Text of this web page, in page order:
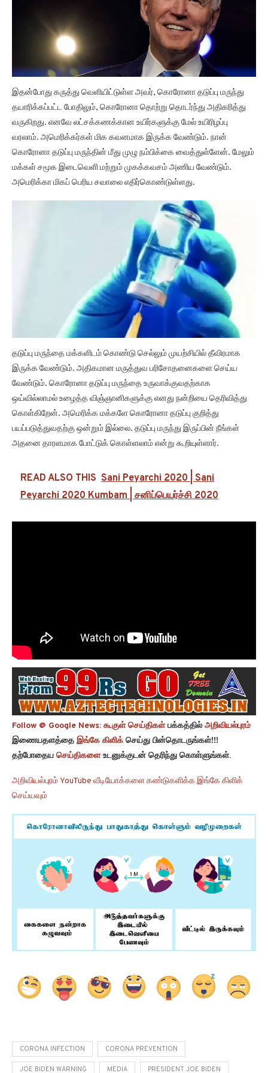
இதன்போது கருத்து வெளியிட்டுள்ள அவர், கொரோனா தடுப்பு மருந்து
தயாரிக்கப்பட்ட போதிலும், கொரோனா தொற்று தொடர்ந்து அதிகரித்து
வருகிறது. எனவே லட்சக்கணக்கான உயிர்களுக்கு மேல் உயிரிழப்பு
வரலாம். அமெரிக்கர்கள் மிக கவனமாக இருக்க வேண்டும். நான்
கொரோனா தடுப்பு மருந்தின் மீது முழு நம்பிக்கை வைத்துள்ளேன். மேலும்
மக்கள் சமூக இடைவெளி மற்றும் முகக்கவசம் அணிய வேண்டும்.
அமெரிக்கா மிகப் பெரிய சவாலை எதிர்கொண்டுள்ளது.
தடுப்பு மருந்தை மக்களிடம் கொண்டு செல்லும் முயற்சியில் தீவிரமாக
இருக்க வேண்டும். அதிகமான மருத்துவ பரிசோதனைகளை செய்ய
வேண்டும். கொரோனா தடுப்பு மருந்தை உருவாக்குவதற்காக
ஒய்வில்லாமல் உழைத்த விஞ்ஞானிகளுக்கு எனது நன்றியை தெரிவித்து
கொள்கிறேன். அமெரிக்க மக்களே கொரோனா தடுப்பு குறித்து
பயப்படுத்துவதற்கு ஒன்றும் இல்லை. தடுப்பு மருந்து இருப்பின் நீங்கள்
அதனை தாரளமாக போட்டுக் கொள்ளலாம் என்று கூறியுள்ளார்.
READ ALSO THIS Sani Peyarchi 2020 | Sani
Peyarchi 2020 Kumbam | சனிப்பெயர்ச்சி 2020
Follow @ Google News: கூகுள் செய்திகள்பக்கத்தில் அறிவியல்புரம்
இணையதளத்தை இங்கே கிளிக் செய்து பின்தொடருங்கள்!!!
தற்போதைய செய்திகளைஉடனுக்குடன் தெரிந்து கொள்ளுங்கள்.
அறிவியல்புரம் YouTube வீடியோக்களை கண்டுகளிக்க இங்கே கிளிக்
செய்யவும்
CORONA INFECTION CORONA PREVENTION
JOE BIDEN WARNING MEDIA PRESIDENT JOE BIDEN